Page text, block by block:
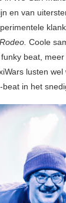
en van
Rodeo. Coole
beat,
lusten
beat in het